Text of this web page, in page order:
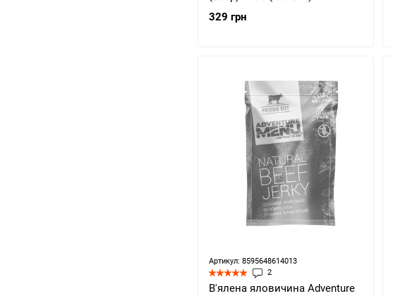
329 грн
Артикул: 8595648614013
2
В'ялена яловичина Adventure